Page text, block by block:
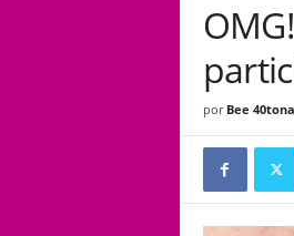
por Bee 40tona